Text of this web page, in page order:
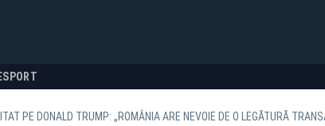
SPORT
PE DONALD TRUMP: „ROMÂNIA ARE NEVOIE DE O LEGĂTURĂ